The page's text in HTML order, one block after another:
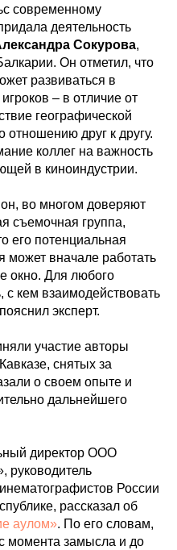
современному
деятельность
Сокурова,
Он отметил, что
развиваться в
– в отличие от
географической
отношению друг к другу.
коллег на важность
в киноиндустрии.
во многом доверяют
съемочная группа,
его потенциальная
может вначале работать
окно. Для любого
кем взаимодействовать
эксперт.
участие авторы
снятых за
о своем опыте и
дальнейшего
директор ООО
руководитель
России
рассказал об
аулом». По его словам,
момента замысла и до